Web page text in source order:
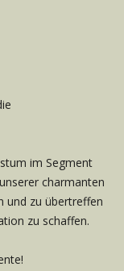
im Segment
charmanten
und zu übertreffen
zu schaffen.